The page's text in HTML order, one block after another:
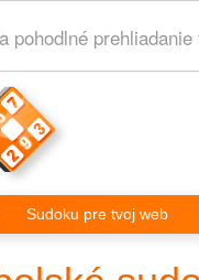
prehliadanie
Sudoku pre tvoj web